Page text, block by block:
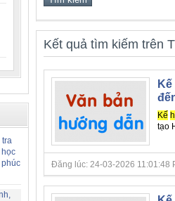
tra
Kết quả tìm kiếm trên
Kế
tạo
Đăng lúc: 24-03-2026 11:01:48